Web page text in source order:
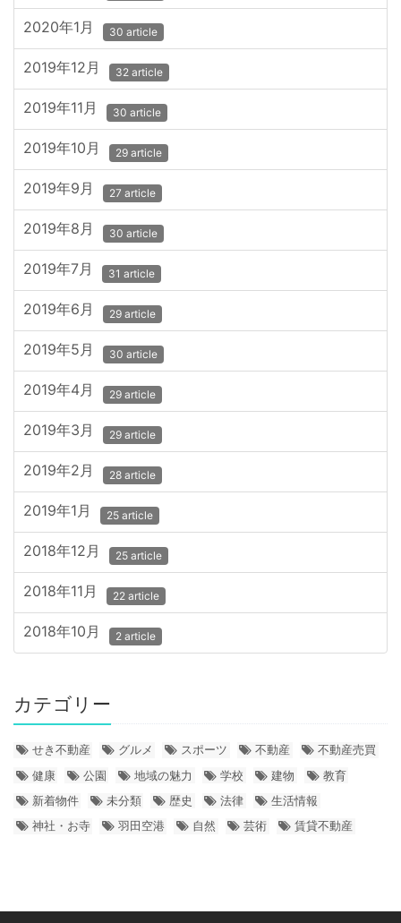
2020年1月 30 article
2019年12月 32 article
2019年11月 30 article
2019年10月 29 article
2019年9月 27 article
2019年8月 30 article
2019年7月 31 article
2019年6月 29 article
2019年5月 30 article
2019年4月 29 article
2019年3月 29 article
2019年2月 28 article
2019年1月 25 article
2018年12月 25 article
2018年11月 22 article
2018年10月 2 article
カテゴリー
せき不動産 グルメ スポーツ 不動産
不動産売買
健康
公園 地域の魅力 学校 建物
教育
新着物件
未分類 歴史 法律
生活情報
神社・お寺
羽田空港 自然 芸術 賃貸不動産